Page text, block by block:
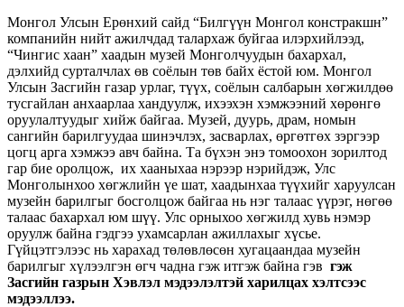
Монгол Улсын Ерөнхий сайд “Билгүүн Монгол констракшн”
компанийн нийт ажилчдад талархаж буйгаа илэрхийлээд,
“Чингис хаан” хаадын музей Монголчуудын бахархал,
дэлхийд сурталчлах өв соёлын төв байх ёстой юм. Монгол
Улсын Засгийн газар урлаг, түүх, соёлын салбарын хөгжилдөө
тусгайлан анхаарлаа хандуулж, ихээхэн хэмжээний хөрөнгө
оруулалтуудыг хийж байгаа. Музей, дуурь, драм, номын
сангийн барилгуудаа шинэчлэх, засварлах, өргөтгөх зэргээр
цогц арга хэмжээ авч байна. Та бүхэн энэ томоохон зорилтод
гар бие оролцож, их хааныхаа нэрээр нэрийдэж, Улс
Монголынхоо хөгжлийн үе шат, хаадынхаа түүхийг харуулсан
музейн барилгыг босголцож байгаа нь нэг талаас үүрэг, нөгөө
талаас бахархал юм шүү. Улс орныхоо хөгжилд хувь нэмэр
оруулж байна гэдгээ ухамсарлан ажиллахыг хүсье.
Гүйцэтгэлээс нь харахад төлөвлөсөн хугацаандаа музейн
барилгыг хүлээлгэн өгч чадна гэж итгэж байна гэв гэж
Засгийн газрын Хэвлэл мэдээлэлтэй харилцах хэлтсээс
мэдээллээ.